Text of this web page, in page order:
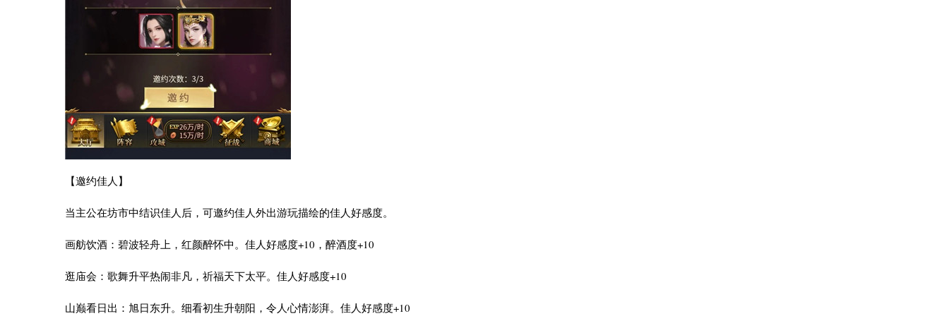
【邀约佳人】
当主公在坊市中结识佳人后，可邀约佳人外出游玩描绘的佳人好感度。
画舫饮酒：碧波轻舟上，红颜醉怀中。佳人好感度+10，醉酒度+10
逛庙会：歌舞升平热闹非凡，祈福天下太平。佳人好感度+10
山巅看日出：旭日东升。细看初生升朝阳，令人心情澎湃。佳人好感度+10